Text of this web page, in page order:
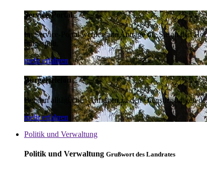
Service-Portal
Im Service-Portal werden alle Anträge die Sie an den
umgestellt.
mehr erfahren
Bürgertelefon
Bei den alltäglichen Anfragen zu den Dienstleistungen
mehr erfahren
Politik und Verwaltung
Politik und Verwaltung Grußwort des Landrates